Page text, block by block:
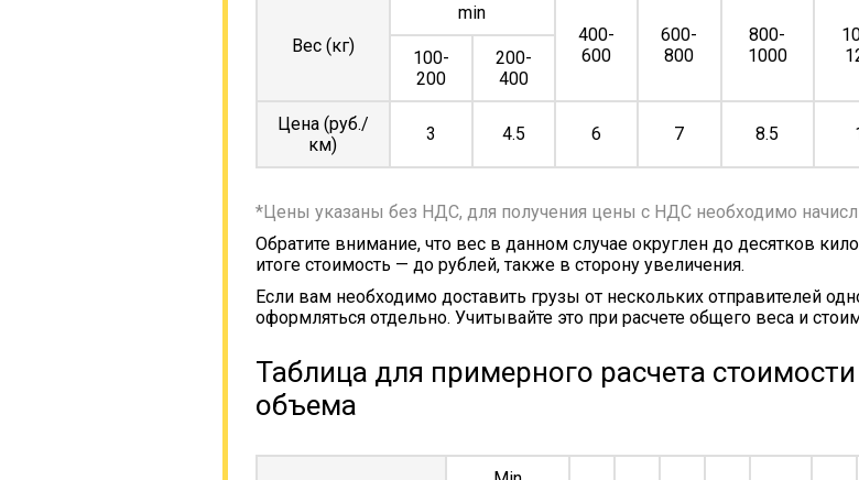
Вес (кг)
min
400-
600
600-
800
800-
1000
100-
200
200-
400
Цена (руб./
км)
3 4.5 6 7 8.5
*Цены указаны без НДС, для получения цены с НДС необходимо
Обратите внимание, что вес в данном случае округлен до десятков
итоге стоимость — до рублей, также в сторону увеличения.
Если вам необходимо доставить грузы от нескольких отправителей
оформляться отдельно. Учитывайте это при расчете общего веса и
Таблица для примерного расчета
объема